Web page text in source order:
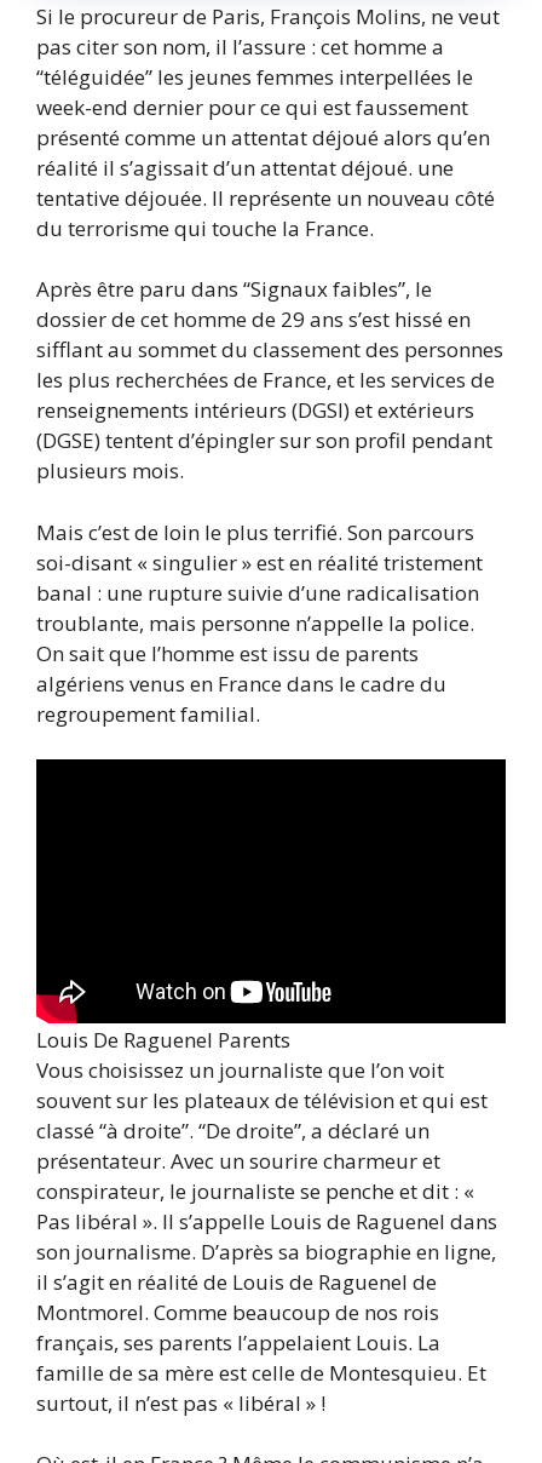
Si le procureur de Paris, François Molins, ne veut
pas citer son nom, il l’assure : cet homme a
“téléguidée” les jeunes femmes interpellées le
week-end dernier pour ce qui est faussement
présenté comme un attentat déjoué alors qu’en
réalité il s’agissait d’un attentat déjoué. une
tentative déjouée. Il représente un nouveau côté
du terrorisme qui touche la France.
Après être paru dans “Signaux faibles”, le
dossier de cet homme de 29 ans s’est hissé en
sifflant au sommet du classement des personnes
les plus recherchées de France, et les services de
renseignements intérieurs (DGSI) et extérieurs
(DGSE) tentent d’épingler sur son profil pendant
plusieurs mois.
Mais c’est de loin le plus terrifié. Son parcours
soi-disant « singulier » est en réalité tristement
banal : une rupture suivie d’une radicalisation
troublante, mais personne n’appelle la police.
On sait que l’homme est issu de parents
algériens venus en France dans le cadre du
regroupement familial.
Louis De Raguenel Parents
Vous choisissez un journaliste que l’on voit
souvent sur les plateaux de télévision et qui est
classé “à droite”. “De droite”, a déclaré un
présentateur. Avec un sourire charmeur et
conspirateur, le journaliste se penche et dit : «
Pas libéral ». Il s’appelle Louis de Raguenel dans
son journalisme. D’après sa biographie en ligne,
il s’agit en réalité de Louis de Raguenel de
Montmorel. Comme beaucoup de nos rois
français, ses parents l’appelaient Louis. La
famille de sa mère est celle de Montesquieu. Et
surtout, il n’est pas « libéral » !